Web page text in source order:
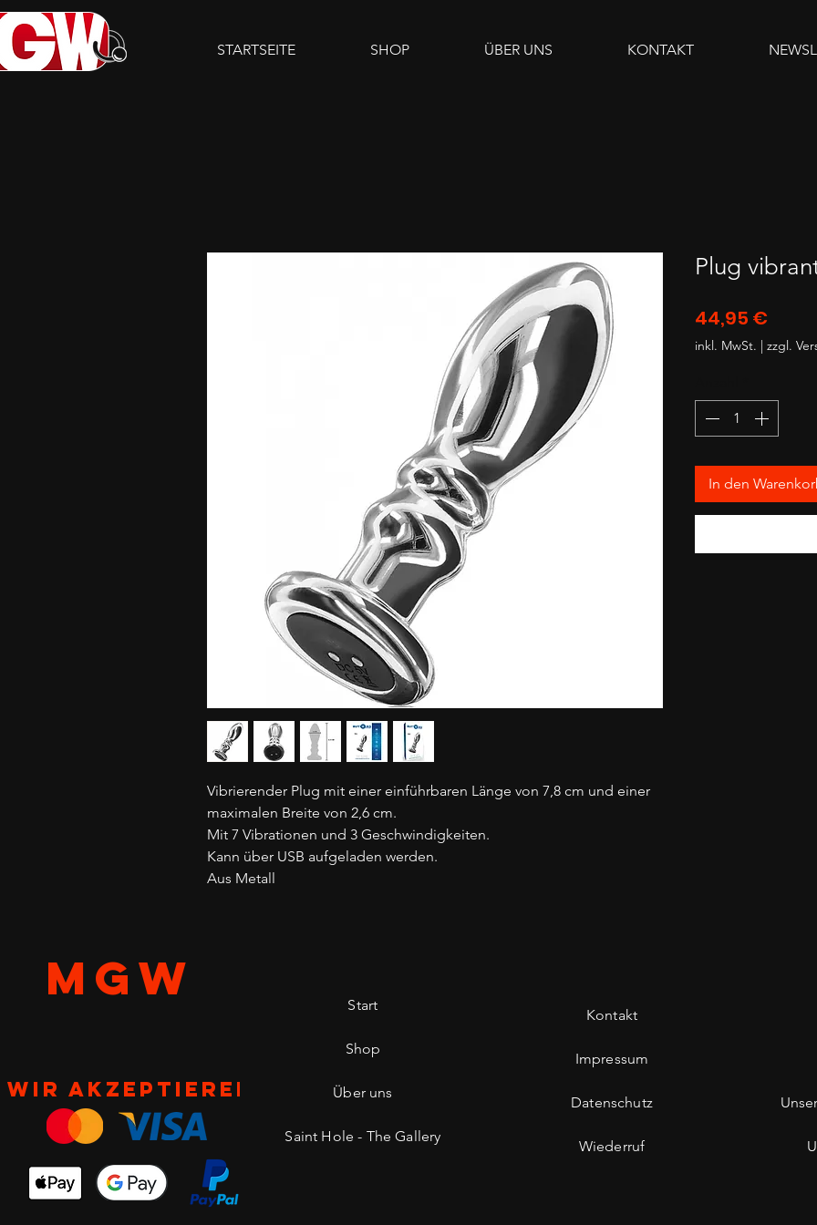
STARTSEITE SHOP ÜBER UNS KONTAKT
Vibrierender Plug mit einer einführbaren Länge von 7,8 cm und einer
maximalen Breite von 2,6 cm.
Mit 7 Vibrationen und 3 Geschwindigkeiten.
Kann über USB aufgeladen werden.
Aus Metall
Plug
44,95 €
inkl. MwSt. | zzgl.
In den
MGW
Wir akzeptieren
Start
Shop
Über uns
Saint Hole - The Gallery
Kontakt
Impressum
Datenschutz
Wiederruf